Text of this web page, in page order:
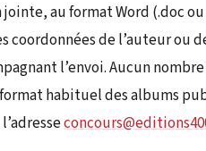
au format Word (.doc
coordonnées de l’auteur ou
l’envoi. Aucun
habituel des albums